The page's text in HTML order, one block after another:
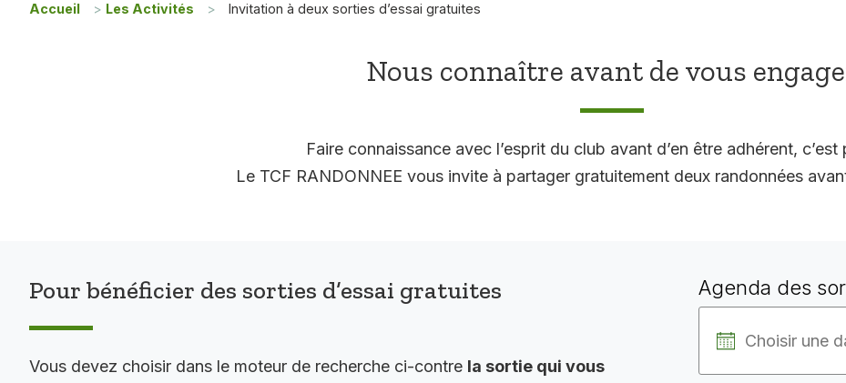
Accueil > Les Activités > Invitation à deux sorties d’essai gratuites
Nous connaître avant de vous
Faire connaissance avec l’esprit du club avant d’en être adhérent, c’est
Le TCF RANDONNEE vous invite à partager gratuitement deux randonnées
Pour bénéficier des sorties d’essai gratuites
Vous devez choisir dans le moteur de recherche ci-contre la sortie qui vous
Agenda des